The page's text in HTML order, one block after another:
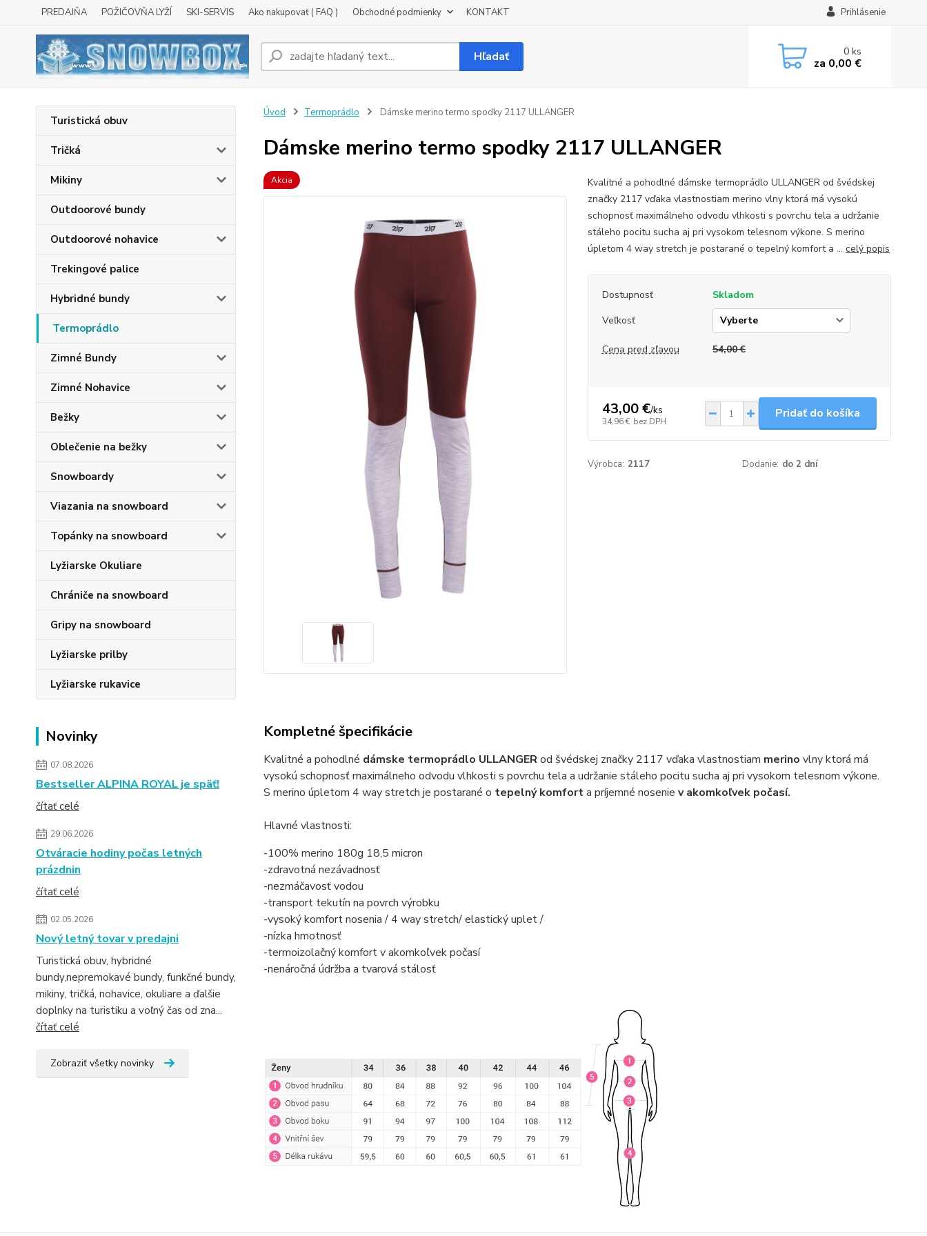
PREDAJŇA POŽIČOVŇA LYŽÍ SKI-SERVIS Ako nakupovať ( FAQ ) Obchodné podmienky KONTAKT Prihlásenie
Hľadať 0ks
za 0,00 €
Turistická obuv
Tričká
Mikiny
Outdoorové bundy
Outdoorové nohavice
Trekingové palice
Hybridné bundy
Termoprádlo
Zimné Bundy
Zimné Nohavice
Bežky
Oblečenie na bežky
Snowboardy
Viazania na snowboard
Topánky na snowboard
Lyžiarske Okuliare
Chrániče na snowboard
Gripy na snowboard
Lyžiarske prilby
Lyžiarske rukavice
Novinky
07.08.2026
Bestseller ALPINA ROYAL je späť!
čítať celé
29.06.2026
Otváracie hodiny počas letných
prázdnin
čítať celé
02.05.2026
Nový letný tovar v predajni
Turistická obuv, hybridné
bundy,nepremokavé bundy, funkčné bundy,
mikiny, tričká, nohavice, okuliare a ďalšie
doplnky na turistiku a voľný čas od zna...
čítať celé
Zobraziť všetky novinky
Úvod Termoprádlo Dámske merino termo spodky 2117 ULLANGER
Dámske merino termo spodky 2117 ULLANGER
Akcia
Kvalitné a pohodlné dámske termoprádlo ULLANGER od švédskej
značky 2117 vďaka vlastnostiam merino vlny ktorá má vysokú
schopnosť maximálneho odvodu vlhkosti s povrchu tela a udržanie
stáleho pocitu sucha aj pri vysokom telesnom výkone. S merino
úpletom 4 way stretch je postarané o tepelný komfort a ... celý popis
Dostupnosť
Skladom
Veľkosť
Cena pred zľavou 54,00 €
43,00 €/ks
34,96 € bez DPH
Pridať do košíka
Výrobca: 2117 Dodanie: do 2 dní
Kompletné špecifikácie
Kvalitné a pohodlné dámske termoprádlo ULLANGERod švédskej značky 2117 vďaka vlastnostiam merino vlny ktorá má
vysokú schopnosť maximálneho odvodu vlhkosti s povrchu tela a udržanie stáleho pocitu sucha aj pri vysokom telesnom výkone.
S merino úpletom 4 way stretch je postarané o tepelný komforta príjemné nosenie v akomkoľvek počasí.
Hlavné vlastnosti:
-100% merino 180g 18,5 micron
-zdravotná nezávadnosť
-nezmáčavosť vodou
-transport tekutín na povrch výrobku
-vysoký komfort nosenia / 4 way stretch/ elastický uplet /
-nízka hmotnosť
-termoizolačný komfort v akomkoľvek počasí
-nenáročná údržba a tvarová stálosť